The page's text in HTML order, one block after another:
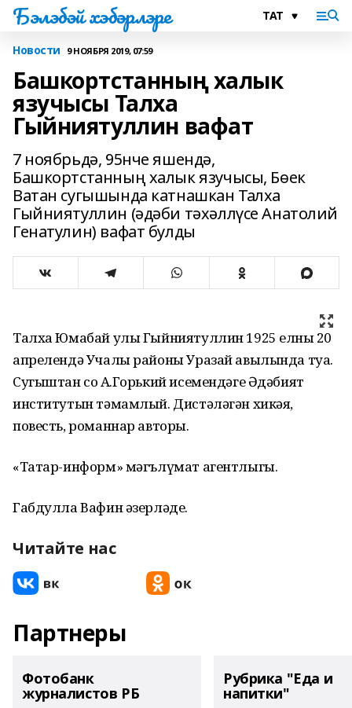
Бэлэбэй хэбэрлэре
Новости 9 НОЯБРЯ 2019, 07:59
Башкортстанның халык
язучысы Талха
Гыйниятуллин вафат
7 ноябрьдә, 95нче яшендә,
Башкортстанның халык язучысы, Бөек
Ватан сугышында катнашкан Талха
Гыйниятуллин (әдәби тәхәллүсе Анатолий
Генатулин) вафат булды
Талха Юмабай улы Гыйниятуллин 1925 елның 20
апрелендә Учалы районы Уразай авылында туа.
Сугыштан соң А.Горький исемендәге Әдәбият
институтын тәмамлый. Дистәләгән хикәя,
повесть, романнар авторы.
«Татар-информ» мәгълүмат агентлыгы.
Габдулла Вафин әзерләде.
Читайте нас
Партнеры
Фотобанк
журналистов РБ
Рубрика "Еда и
напитки"